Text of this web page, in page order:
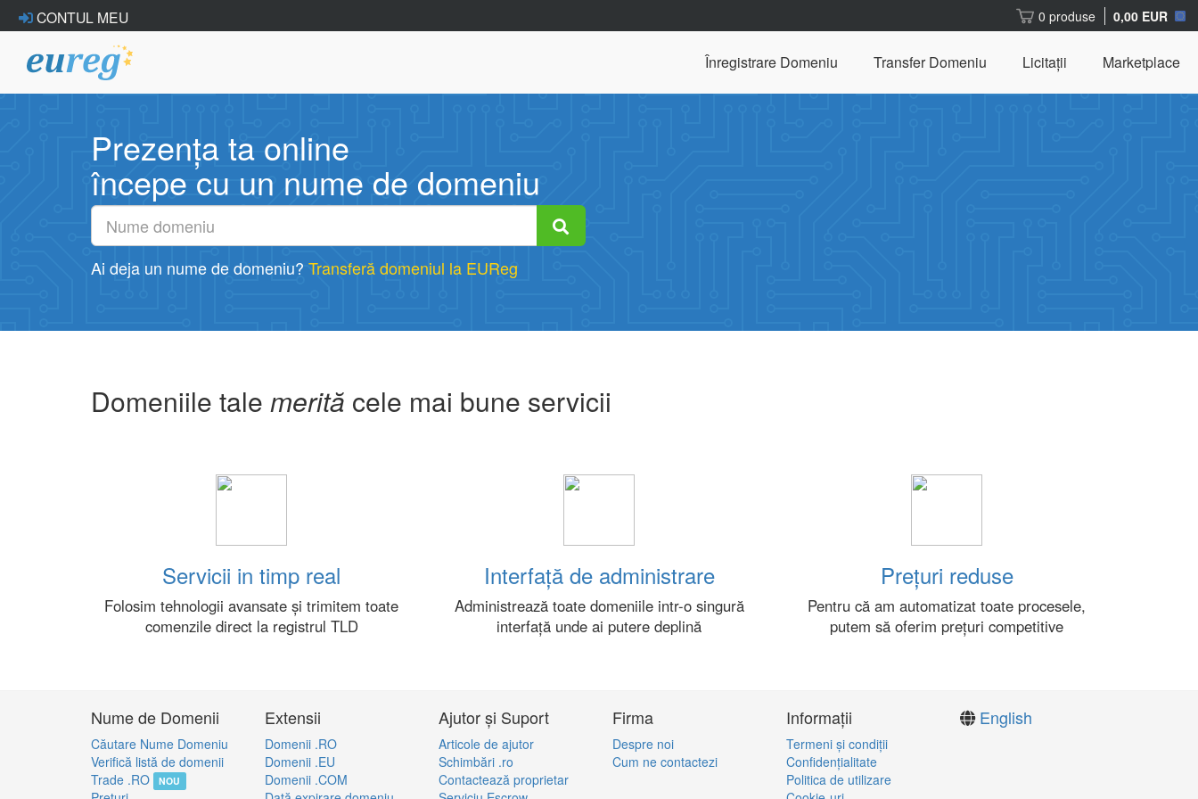
CONTUL MEU 0 produse 0,00 EUR
Înregistrare Domeniu Transfer Domeniu Licitații Marketplace
Prezența ta online
începe cu un nume de domeniu
Ai deja un nume de domeniu? Transferă domeniul la EUReg
Domeniile tale merită cele mai bune servicii
Servicii in timp real
Folosim tehnologii avansate și trimitem toate
comenzile direct la registrul TLD
Interfață de administrare
Administrează toate domeniile intr-o singură
interfață unde ai putere deplină
Prețuri reduse
Pentru că am automatizat toate procesele,
putem să oferim prețuri competitive
Nume de Domenii
Căutare Nume Domeniu
Verifică listă de domenii
Trade .RO
NOU
Extensii
Domenii .RO
Domenii .EU
Domenii .COM
Ajutor și Suport
Articole de ajutor
Schimbări .ro
Contactează proprietar
Firma
Despre noi
Cum ne contactezi
Informații
Termeni şi condiţii
Confidenţialitate
Politica de utilizare
English